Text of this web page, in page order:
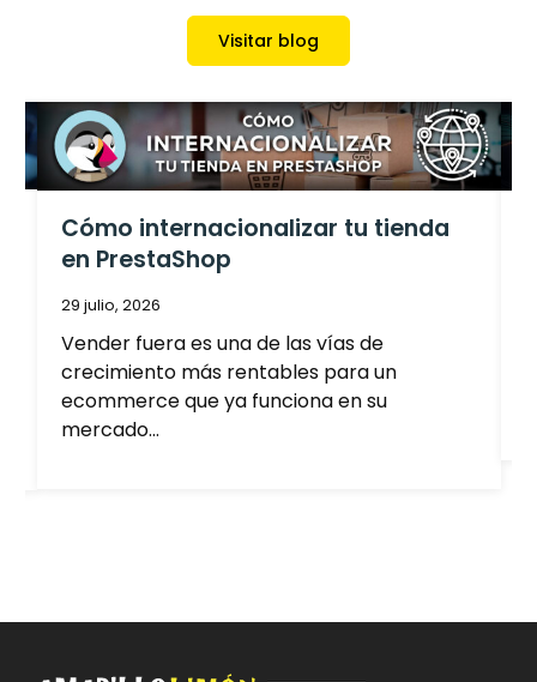
Visitar blog
Cómo internacionalizar tu tienda
en PrestaShop
29 julio, 2026
Vender fuera es una de las vías de
crecimiento más rentables para un
ecommerce que ya funciona en su
mercado…